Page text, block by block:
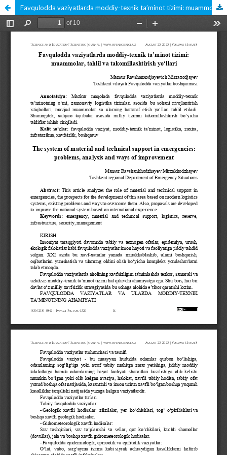
Favqulodda vaziyatlarda moddiy-texnik ta’minot tizimi: muammolar, tahlil va takomillashtirish yo‘llari